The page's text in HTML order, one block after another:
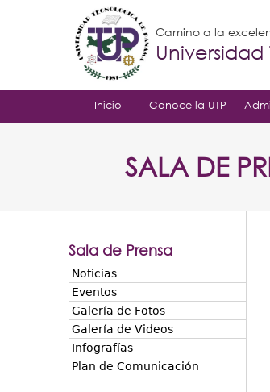
Camino a la
Inicio Conoce la UTP
SALA DE
Sala de Prensa
Noticias
Eventos
Galería de Fotos
Galería de Videos
Infografías
Plan de Comunicación